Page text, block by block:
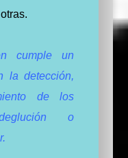
cumple un
la detección,
de los
o